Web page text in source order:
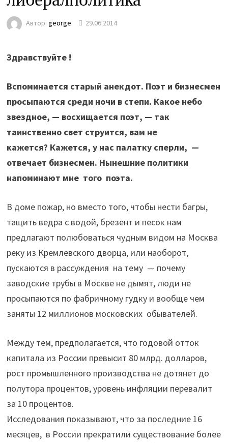
Автор: george 29.06.2014
Здравствуйте !
Вспоминается старый анекдот. Поэт и бизнесмен
просыпаются среди ночи в степи. Какое небо
звездное, — восхищается поэт, — так
таинственно свет струится, вам не
кажется? Кажется, у нас палатку сперли, —
отвечает бизнесмен. Нынешние политики
напоминают мне того поэта.
В доме пожар, но вместо того, чтобы нести багры,
тащить ведра с водой, брезент и песок нам
предлагают полюбоваться чудным видом на Москва
реку из Кремлевского дворца, или наоборот,
пускаются в рассуждения на тему — почему
заводские трубы в Москве не дымят, люди не
просыпаются по фабричному гудку и вообще чем
заняты 12 миллионов московских обывателей.
Между тем, предполагается, что годовой отток
капитала из России превысит 80 млрд. долларов,
рост промышленного производства не дотянет до
полутора процентов, уровень инфляции перевалит
за 10 процентов.
Исследования показывают, что за последние 16
месяцев, в России прекратили существование более